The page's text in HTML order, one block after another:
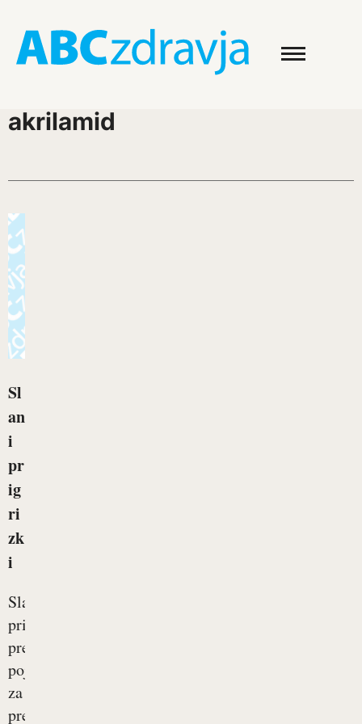
akrilamid
Sl
an
i
pr
ig
ri
zk
i
Slane
prigrizke
prepogosto
pojemo
za
premostitev